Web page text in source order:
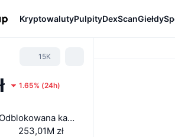
KryptowalutyPulpityDexScanGiełdy
15K
1.65% (24h)
Odblokowana kap. rynkowa
253,01M zł